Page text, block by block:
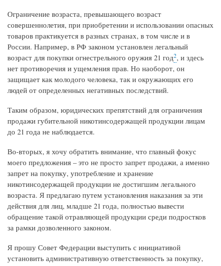
Ограничение возраста, превышающего возраст
совершеннолетия, при приобретении и использовании опасных
товаров практикуется в разных странах, в том числе и в
России. Например, в РФ законом установлен легальный
возраст для покупки огнестрельного оружия 21 год2, и здесь
нет противоречия и ущемления прав. Но наоборот, он
защищает как молодого человека, так и окружающих его
людей от определенных негативных последствий.
Таким образом, юридических препятствий для ограничения
продажи губительной никотинсодержащей продукции лицам
до 21 года не наблюдается.
Во-вторых, я хочу обратить внимание, что главный фокус
моего предложения – это не просто запрет продажи, а именно
запрет на покупку, употребление и хранение
никотинсодержащей продукции не достигшим легального
возраста. Я предлагаю путем установления наказания за эти
действия для лиц, младше 21 года, полностью вывести
обращение такой отравляющей продукции среди подростков
за рамки дозволенного законом.
Я прошу Совет Федерации выступить с инициативой
установить административную ответственность за покупку,